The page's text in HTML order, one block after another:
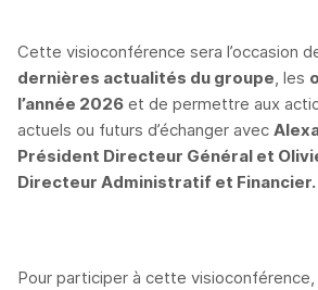
Cette visioconférence sera l’occasion
dernières actualités du groupe, les
l’année 2026 et de permettre aux
actuels ou futurs d’échanger avec
Président Directeur Général et
Directeur Administratif et Financier.
Pour participer à cette